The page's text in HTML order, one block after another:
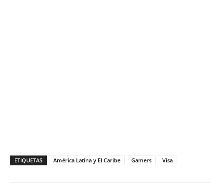
ETIQUETAS América Latina y El Caribe Gamers Visa